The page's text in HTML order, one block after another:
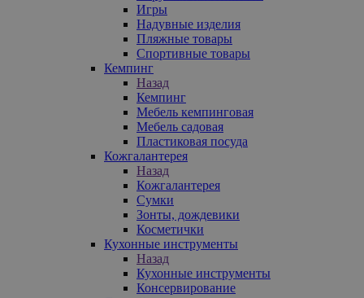
Игры
Надувные изделия
Пляжные товары
Спортивные товары
Кемпинг
Назад
Кемпинг
Мебель кемпинговая
Мебель садовая
Пластиковая посуда
Кожгалантерея
Назад
Кожгалантерея
Сумки
Зонты, дождевики
Косметички
Кухонные инструменты
Назад
Кухонные инструменты
Консервирование